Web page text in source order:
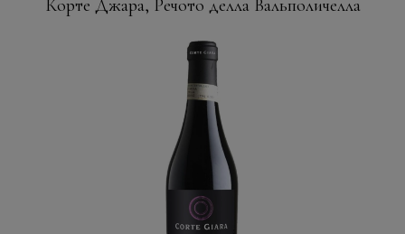
Корте Джара, Речото делла Вальполичелла